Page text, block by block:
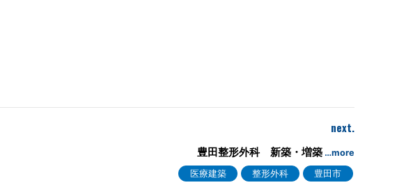
next.
豊田整形外科 新築・増築 …more
医療建築
整形外科 豊田市